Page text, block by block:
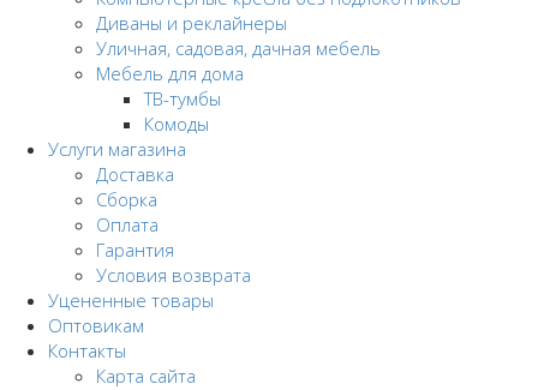
Диваны и реклайнеры
Уличная, садовая, дачная мебель
Мебель для дома
ТВ-тумбы
Комоды
Услуги магазина
Доставка
Сборка
Оплата
Гарантия
Условия возврата
Уцененные товары
Оптовикам
Контакты
Карта сайта